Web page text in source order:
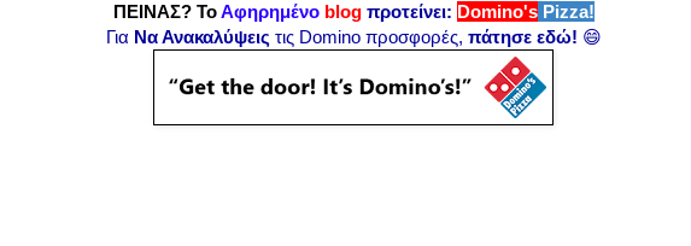
ΠΕΙΝΑΣ? ΤοΑφηρημένο blog προτείνει: Domino'sPizza!
Για Να Ανακαλύψεις τις Domino προσφορές, πάτησε εδώ! 😄